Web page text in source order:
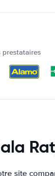
prestataires
site